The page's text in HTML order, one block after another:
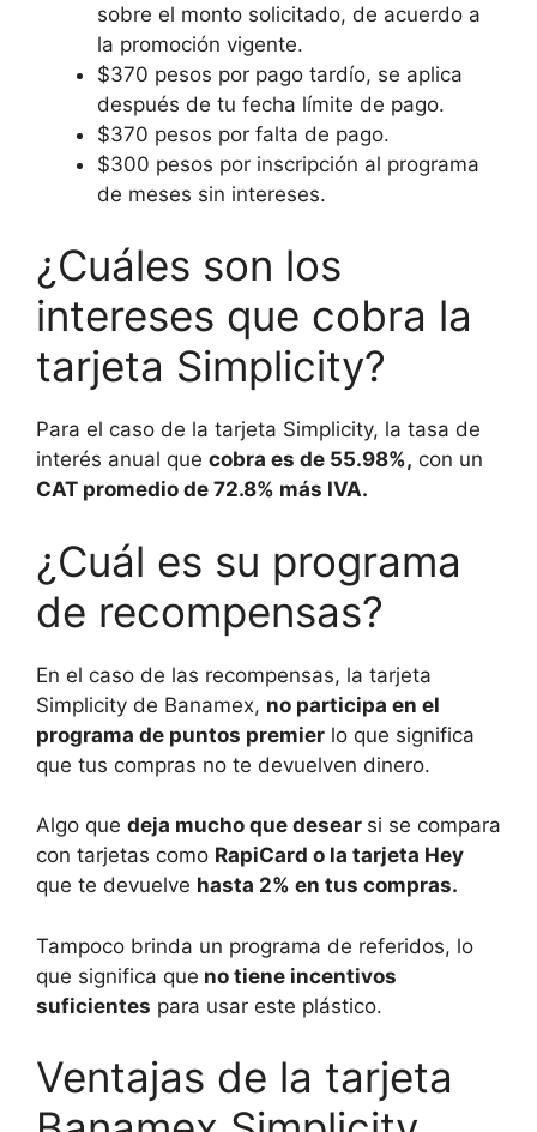
sobre el monto solicitado, de acuerdo a
la promoción vigente.
$370 pesos por pago tardío, se aplica
después de tu fecha límite de pago.
$370 pesos por falta de pago.
$300 pesos por inscripción al programa
de meses sin intereses.
¿Cuáles son los
intereses que cobra la
tarjeta Simplicity?
Para el caso de la tarjeta Simplicity, la tasa de
interés anual que cobra es de 55.98%, con un
CAT promedio de 72.8% más IVA.
¿Cuál es su programa
de recompensas?
En el caso de las recompensas, la tarjeta
Simplicity de Banamex, no participa en el
programa de puntos premier lo que significa
que tus compras no te devuelven dinero.
Algo que deja mucho que desear si se compara
con tarjetas como RapiCard o la tarjeta Hey
que te devuelve hasta 2% en tus compras.
Tampoco brinda un programa de referidos, lo
que significa que no tiene incentivos
suficientes para usar este plástico.
Ventajas de la tarjeta